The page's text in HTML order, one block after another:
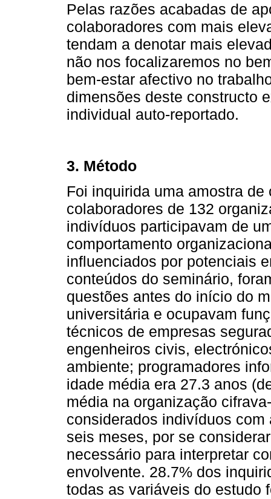
Pelas razões acabadas de
colaboradores com mais
tendam a denotar mais
não nos focalizaremos no
bem-estar afectivo no
dimensões deste constructo
individual auto-reportado.
3. Método
Foi inquirida uma amostra
colaboradores de 132
indivíduos participavam de
comportamento
influenciados por potenciais
conteúdos do seminário,
questões antes do início do
universitária e ocupavam
técnicos de empresas
engenheiros civis,
ambiente; programadores
idade média era 27.3 anos
média na organização
considerados indivíduos
seis meses, por se
necessário para interpretar
envolvente. 28.7% dos
todas as variáveis do estudo